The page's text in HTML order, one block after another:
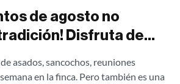
de agosto no
Disfruta de
estufas
asados, sancochos, reuniones
en la finca. Pero también es una